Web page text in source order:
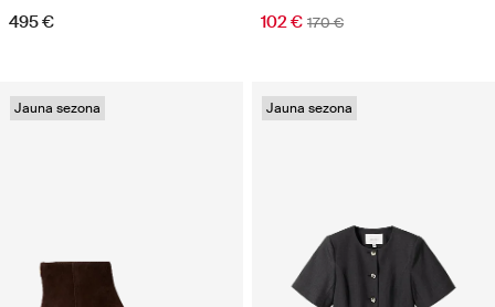
495 € 102 € 170 €
Jauna sezona Jauna sezona